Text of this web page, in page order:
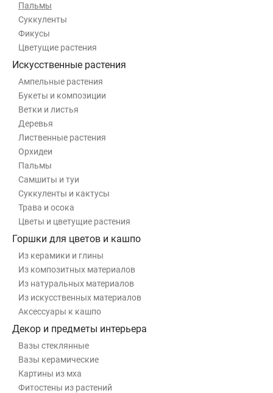
Пальмы
Суккуленты
Фикусы
Цветущие растения
Искусственные растения
Ампельные растения
Букеты и композиции
Ветки и листья
Деревья
Лиственные растения
Орхидеи
Пальмы
Самшиты и туи
Суккуленты и кактусы
Трава и осока
Цветы и цветущие растения
Горшки для цветов и кашпо
Из керамики и глины
Из композитных материалов
Из натуральных материалов
Из искусственных материалов
Аксессуары к кашпо
Декор и предметы интерьера
Вазы стеклянные
Вазы керамические
Картины из мха
Фитостены из растений